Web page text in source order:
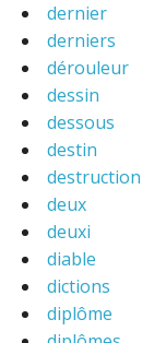
dernier
derniers
dérouleur
dessin
dessous
destin
destruction
deux
deuxi
diable
dictions
diplôme